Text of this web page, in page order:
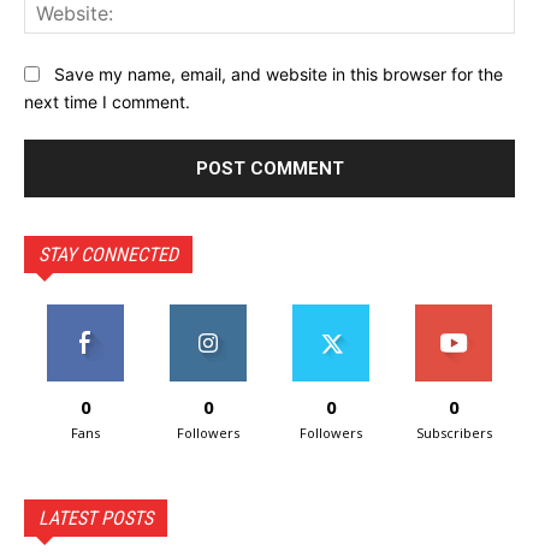
Save my name, email, and website in this browser for the
next time I comment.
STAY CONNECTED
0
Fans
0
Followers
0
Followers
0
Subscribers
LATEST POSTS